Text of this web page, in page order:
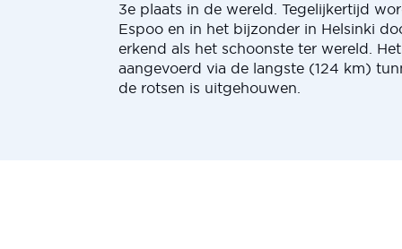
3e plaats in de wereld. Tegelijkertijd
Espoo en in het bijzonder in Helsinki
erkend als het schoonste ter wereld.
aangevoerd via de langste (124 km)
de rotsen is uitgehouwen.